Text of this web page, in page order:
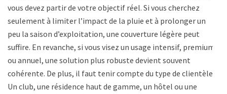
vous devez partir de votre objectif réel. Si vous cherchez
seulement à limiter l’impact de la pluie et à prolonger un
peu la saison d’exploitation, une couverture légère peut
suffire. En revanche, si vous visez un usage intensif, premium
ou annuel, une solution plus robuste devient souvent
cohérente. De plus, il faut tenir compte du type de clientèle.
Un club, une résidence haut de gamme, un hôtel ou une